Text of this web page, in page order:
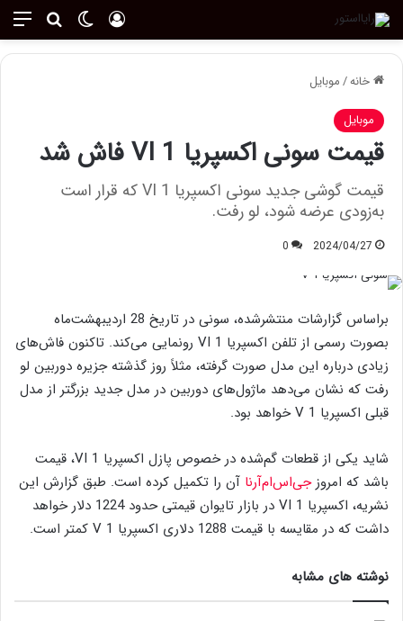
تغییر پوسته ورود
خانه/موبایل
موبایل
قیمت سونی اکسپریا 1 VI فاش شد
قیمت گوشی جدید سونی اکسپریا 1 VI که قرار است
به‌زودی عرضه شود، لو رفت.
2024/04/27
0
براساس گزارشات منتشرشده، سونی در تاریخ 28 اردیبهشت‌ماه
بصورت رسمی از تلفن اکسپریا 1 VI رونمایی می‌کند. تاکنون فاش‌های
زیادی درباره این مدل صورت گرفته، مثلاً روز گذشته جزیره دوربین لو
رفت که نشان می‌دهد ماژول‌های دوربین در مدل جدید بزرگتر از مدل
قبلی اکسپریا 1 V خواهد بود.
شاید یکی از قطعات گم‌شده در خصوص پازل اکسپریا 1 VI، قیمت
باشد که امروزجی‌اس‌ام‌آرنا آن را تکمیل کرده است. طبق گزارش این
نشریه، اکسپریا 1 VI در بازار تایوان قیمتی حدود 1224 دلار خواهد
داشت که در مقایسه با قیمت 1288 دلاری اکسپریا 1 V کمتر است.
نوشته های مشابه